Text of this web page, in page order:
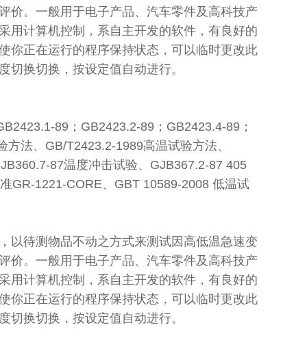
价。一般用于电子产品、汽车零件及高科技产
用计算机控制，系自主开发的软件，有良好的
你正在运行的程序保持状态，可以临时更改此
换切换，按设定值自动进行。
89；GB2423.2-89；GB2423.4-89；
法、GB/T2423.2-1989高温试验方法、
87温度冲击试验、GJB367.2-87 405
GR-1221-CORE、GBT 10589-2008 低温试
以待测物品不动之方式来测试因高低温急速变
价。一般用于电子产品、汽车零件及高科技产
用计算机控制，系自主开发的软件，有良好的
你正在运行的程序保持状态，可以临时更改此
换切换，按设定值自动进行。